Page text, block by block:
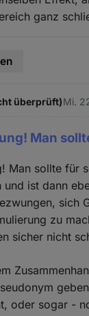
ganz
überprüft)Mi.
Man
Man sollte für
und ist dann
sich
zu
sicher nicht
oder sogar -